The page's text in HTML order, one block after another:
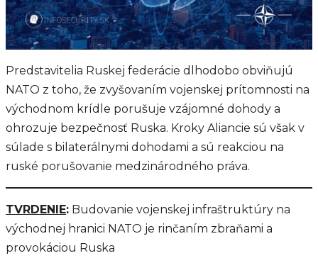
Predstavitelia Ruskej federácie dlhodobo obviňujú
NATO z toho, že zvyšovaním vojenskej prítomnosti na
východnom krídle porušuje vzájomné dohody a
ohrozuje bezpečnosť Ruska. Kroky Aliancie sú však v
súlade s bilaterálnymi dohodami a sú reakciou na
ruské porušovanie medzinárodného práva.
TVRDENIE: Budovanie vojenskej infraštruktúry na
východnej hranici NATO je rinčaním zbraňami a
provokáciou Ruska